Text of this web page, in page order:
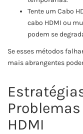
Tente um Cabo
cabo HDMI ou
podem se
Se esses métodos
mais abrangentes
HDMI